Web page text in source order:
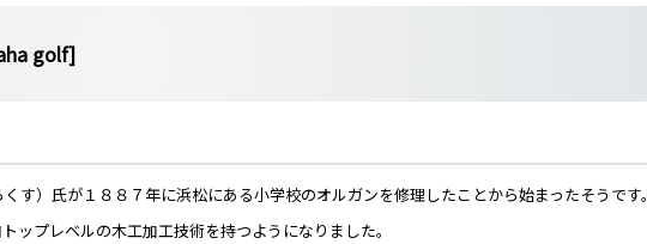
golf]
す）氏が１８８７年に浜松にある小学校のオルガンを修理したことから始まったそうです。
ップレベルの木工加工技術を持つようになりました。